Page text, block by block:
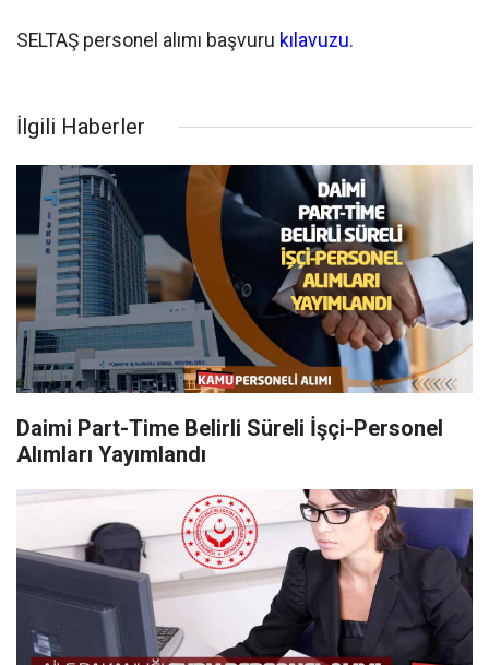
SELTAŞ personel alımı başvuru kılavuzu.
İlgili Haberler
Daimi Part-Time Belirli Süreli İşçi-Personel
Alımları Yayımlandı